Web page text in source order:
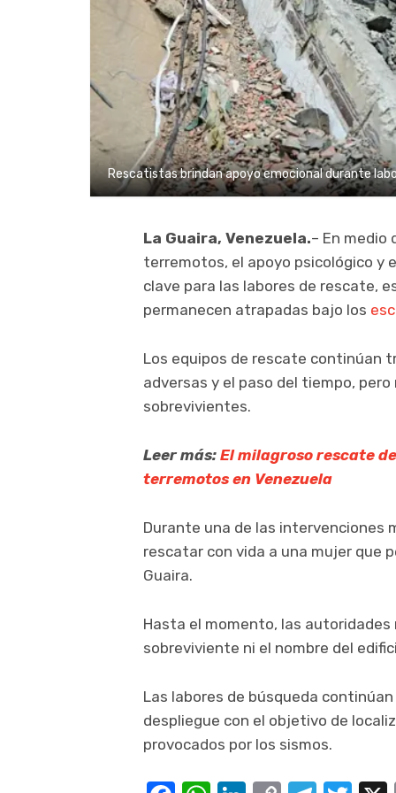
Rescatistas brindan apoyo emocional durante
La Guaira, Venezuela.– En medio
terremotos, el apoyo psicológico y
clave para las labores de rescate,
permanecen atrapadas bajo los
Los equipos de rescate continúan
adversas y el paso del tiempo,
sobrevivientes.
Leer más: El milagroso rescate
terremotos en Venezuela
Durante una de las intervenciones
rescatar con vida a una mujer que
Guaira.
Hasta el momento, las
sobreviviente ni el nombre del
Las labores de búsqueda
despliegue con el objetivo de
provocados por los sismos.